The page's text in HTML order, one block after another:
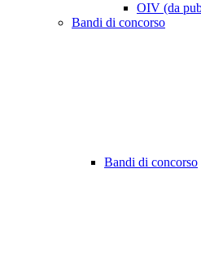
OIV (da
Bandi di concorso
Bandi di concorso